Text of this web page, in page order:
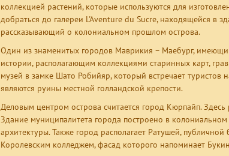
коллекцией растений, которые используются для
добраться до галереи L'Aventure du Sucre, находящейся в
рассказывающий о колониальном прошлом острова.
Один из знаменитых городов Маврикия – Маебург,
истории, располагающим коллекциями старинных карт,
музей в замке Шато Робийяр, который встречает
являются руины местной голландской крепости.
Деловым центром острова считается город Кюрпайп.
Здание муниципалитета города построено в
архитектуры. Также город располагает Ратушей,
Королевским колледжем, фасад которого напоминает